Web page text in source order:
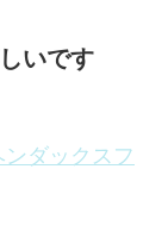
いです